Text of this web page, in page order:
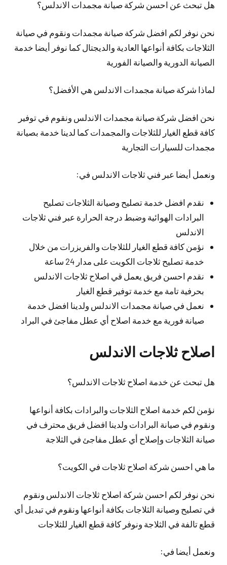
هل تبحث عن احسن شركة صيانة مجمدات الاندلس؟
نحن نوفر لكم افضل شركة صيانة مجمدات ونقوم في صيانة
الثلاجات بكافة أنواعها العادية والديجتال كما نوفر أيضا خدمة
الصيانة الدورية والصيانة الفورية
لماذا شركة صيانة مجمدات الاندلس هي الأفضل؟
نحن افضل شركة صيانة مجمدات الاندلس ونقوم في توفير
كافة قطع الغيار للثلاجات والمجمدات كما لدينا خدمة بصيانة
مجمدات للسيارات التجارية
ونعمل أيضا عبر فني ثلاجات الاندلس في:
نقدم افضل خدمة تصليح وصيانة الثلاجات تصليح
البرادات الهوائية وضبط درجة الحرارة عبر فني ثلاجات
الاندلس
نؤمن كافة قطع الغيار للثلاجات والفريزرات من خلال
خدمة تصليح ثلاجات الكويت على مدار 24 ساعة
نقدم احسن فريق يعمل قي اصلاح ثلاجات الاندلس
بحرفية تامة مع خدمة توفير قطع الغيار
نعمل في صيانة مجمدات الاندلس ولدينا افضل خدمة
صيانة فورية مع خدمة اصلاح أي عطل مفاجئ في البراد
اصلاح ثلاجات الاندلس
هل تبحث عن خدمة اصلاح ثلاجات الاندلس؟
نؤمن لكم خدمة اصلاح الثلاجات والبرادات بكافة أنواعها
ونقوم في صيانة البرادات ولدينا افضل فريق محترف في
صيانة الثلاجات وإصلاح أي عطل مفاجئ في الثلاجة
ما هي احسن شركة اصلاح ثلاجات في الكويت؟
نحن نوفر لكم احسن شركة اصلاح ثلاجات الاندلس ونقوم
في تصليح وصيانة الثلاجات بكافة أنواعها ونقوم في تبديل أي
قطع تالفة في الثلاجة ونوفر كافة قطع الغيار للثلاجات
ونعمل أيضا في: